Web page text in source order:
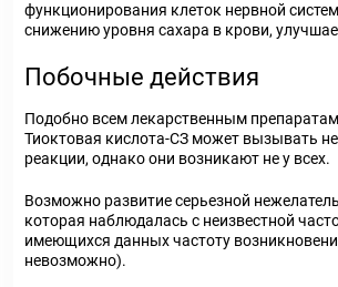
функционирования клеток нервной
снижению уровня сахара в крови,
Побочные действия
Подобно всем лекарственным
Тиоктовая кислота-СЗ может вызывать
реакции, однако они возникают не у всех.
Возможно развитие серьезной
которая наблюдалась с неизвестной
имеющихся данных частоту
невозможно).